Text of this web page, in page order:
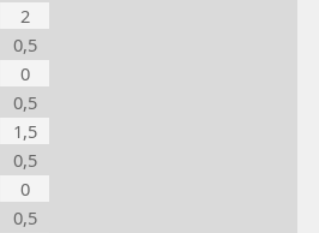
2
0,5
0
0,5
1,5
0,5
0
0,5